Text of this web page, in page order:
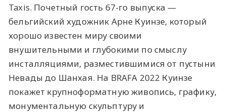
Taxis. Почетный гость 67-го выпуска —
бельгийский художник Арне Куинзе, который
хорошо известен миру своими
внушительными и глубокими по смыслу
инсталляциями, разместившимися от пустыни
Невады до Шанхая. На BRAFA 2022 Куинзе
покажет крупноформатную живопись, графику,
монументальную скульптуру и